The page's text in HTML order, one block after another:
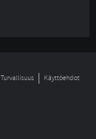
Turvallisuus
Käyttöehdot